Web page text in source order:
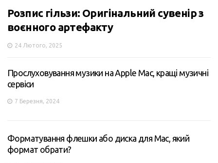
Розпис гільзи: Оригінальний сувенір з
воєнного артефакту
24 Лютого, 2025
Прослуховування музики на Apple Mac, кращі музичні
сервіси
7 Березня, 2024
Форматування флешки або диска для Mac, який
формат обрати?